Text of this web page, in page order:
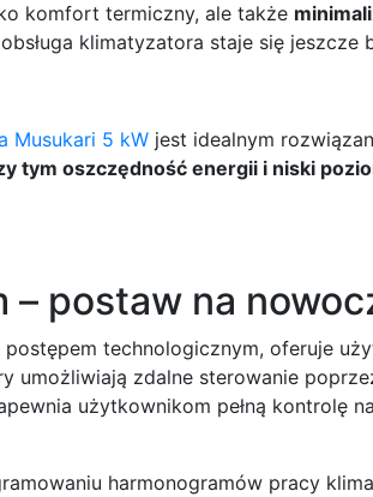
komfort termiczny, ale także
klimatyzatora staje się jeszcze
Musukari 5 kW jest idealnym
tym oszczędność energii i niski
postaw na
technologicznym, oferuje
zdalne sterowanie
użytkownikom pełną kontrolę
harmonogramów pracy